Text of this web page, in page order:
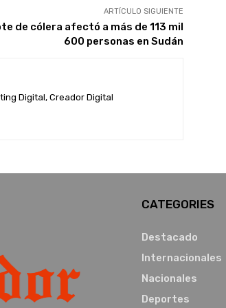
ARTÍCULO SIGUIENTE
de cólera afectó a más de 113 mil
600 personas en Sudán
Digital, Creador Digital
CATEGORIES
Destacado
Internacionales
Nacionales
Deportes